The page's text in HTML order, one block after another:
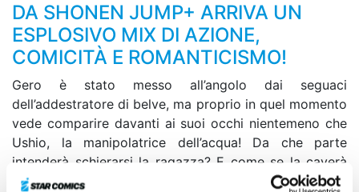
DA SHONEN JUMP+ ARRIVA UN
ESPLOSIVO MIX DI AZIONE,
COMICITÀ E ROMANTICISMO!
Gero è stato messo all’angolo dai seguaci
dell’addestratore di belve, ma proprio in quel momento
vede comparire davanti ai suoi occhi nientemeno che
Ushio, la manipolatrice dell’acqua! Da che parte
intenderà schierarsi la ragazza? E come se la caverà
Arashiyama ora che è stata rapita?!